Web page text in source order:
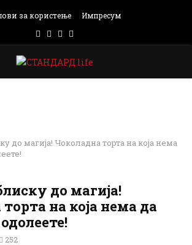
за користење Импресум
Facebook
Instagram
Email
до магија! Чоколадна торта на која нема
до магија!
на која нема да
252